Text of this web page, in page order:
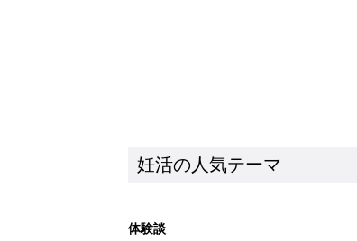
妊活の人気テーマ
体験談